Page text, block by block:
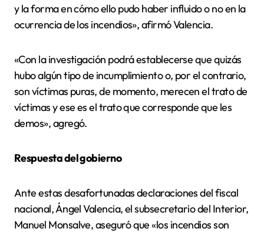
y la forma en cómo ello pudo haber influido o no en la
ocurrencia de los incendios», afirmó Valencia.
«Con la investigación podrá establecerse que quizás
hubo algún tipo de incumplimiento o, por el contrario,
son víctimas puras, de momento, merecen el trato de
víctimas y ese es el trato que corresponde que les
demos», agregó.
Respuesta del gobierno
Ante estas desafortunadas declaraciones del fiscal
nacional, Ángel Valencia, el subsecretario del Interior,
Manuel Monsalve, aseguró que «los incendios son